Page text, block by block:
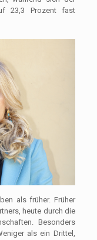
23,3 Prozent fast
als früher. Früher
heute durch die
Besonders
als ein Drittel,